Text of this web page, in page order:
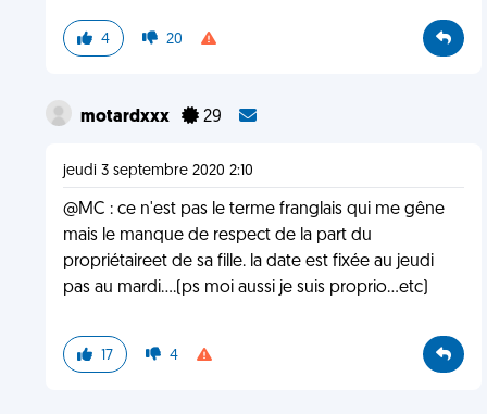
4 20
motardxxx 29
jeudi 3 septembre 2020 2:10
@MC : ce n'est pas le terme franglais qui me gêne
mais le manque de respect de la part du
propriétaireet de sa fille. la date est fixée au jeudi
pas au mardi....(ps moi aussi je suis proprio...etc)
17 4